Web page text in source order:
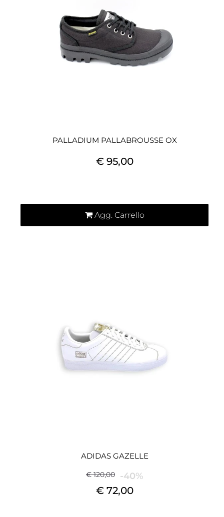
PALLADIUM PALLABROUSSE OX
€ 95,00
Agg. Carrello
ADIDAS GAZELLE
€ 120,00 -40%
€ 72,00